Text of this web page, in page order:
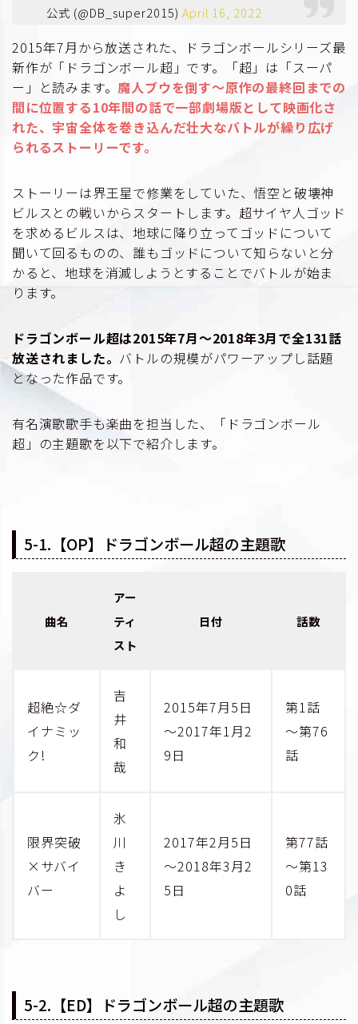
公式 (@DB_super2015)April 16, 2022
2015年7月から放送された、ドラゴンボールシリーズ最
新作が「ドラゴンボール超」です。「超」は「スーパ
ー」と読みます。 魔人ブウを倒す〜原作の最終回までの
間に位置する10年間の話で一部劇場版として映画化さ
れた、宇宙全体を巻き込んだ壮大なバトルが繰り広げ
られるストーリーです。
ストーリーは界王星で修業をしていた、悟空と破壊神
ビルスとの戦いからスタートします。超サイヤ人ゴッド
を求めるビルスは、地球に降り立ってゴッドについて
聞いて回るものの、誰もゴッドについて知らないと分
かると、地球を消滅しようとすることでバトルが始ま
ります。
ドラゴンボール超は2015年7月〜2018年3月で全131話
放送されました。 バトルの規模がパワーアップし話題
となった作品です。
有名演歌歌手も楽曲を担当した、「ドラゴンボール
超」の主題歌を以下で紹介します。
5-1.【OP】ドラゴンボール超の主題歌
曲名
アー
ティ
スト
日付 話数
超絶☆ダ
イナミッ
ク!
吉
井
和
哉
2015年7月5日
～2017年1月2
9日
第1話
～第76
話
限界突破
×サバイ
バー
氷
川
き
よ
し
2017年2月5日
～2018年3月2
5日
第77話
～第13
0話
5-2.【ED】ドラゴンボール超の主題歌